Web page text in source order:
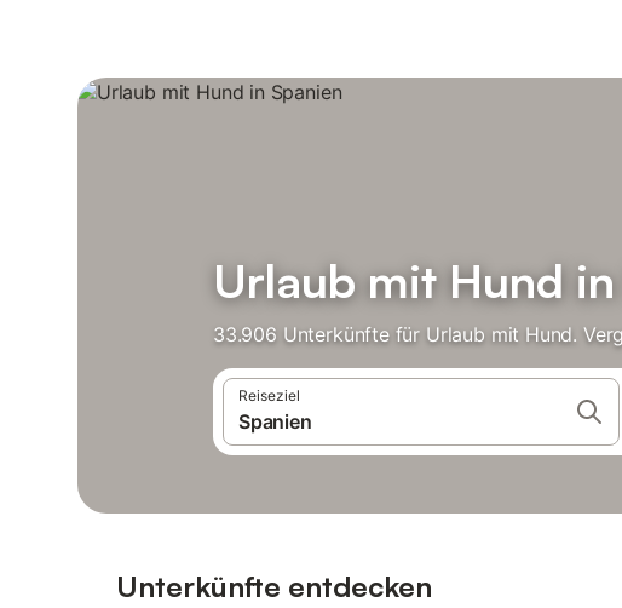
Urlaub mit Hund
33.906 Unterkünfte für Urlaub mit Hund.
Reiseziel
Unterkünfte entdecken